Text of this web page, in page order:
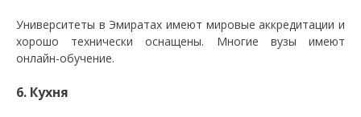
Университеты в Эмиратах имеют мировые аккредитации и
хорошо технически оснащены. Многие вузы имеют
онлайн-обучение.
6. Кухня